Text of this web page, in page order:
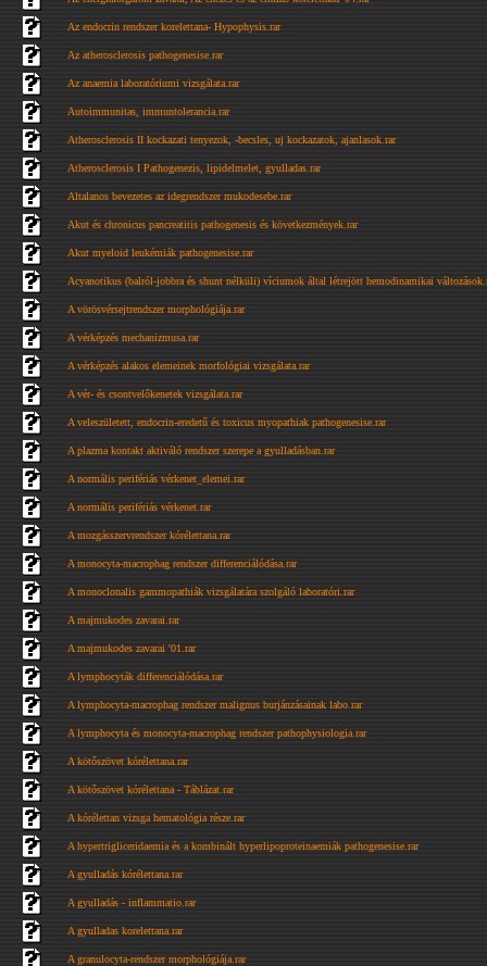
Az endocrin rendszer korelettana- Hypophysis.rar
Az atherosclerosis pathogenesise.rar
Az anaemia laboratóriumi vizsgálata.rar
Autoimmunitas, immuntolerancia.rar
Atherosclerosis II kockazati tenyezok, -becsles, uj kockazatok, ajanlasok.rar
Atherosclerosis I Pathogenezis, lipidelmelet, gyulladas.rar
Altalanos bevezetes az idegrendszer mukodesebe.rar
Akut és chronicus pancreatitis pathogenesis és következmények.rar
Akut myeloid leukémiák pathogenesise.rar
Acyanotikus (balról-jobbra és shunt nélküli) víciumok által létrejött hemodinamikai
A vörösvérsejtrendszer morphológiája.rar
A vérképzés mechanizmusa.rar
A vérképzés alakos elemeinek morfológiai vizsgálata.rar
A vér- és csontvelőkenetek vizsgálata.rar
A veleszületett, endocrin-eredetű és toxicus myopathiak pathogenesise.rar
A plazma kontakt aktiváló rendszer szerepe a gyulladásban.rar
A normális perifériás vérkenet_elemei.rar
A normális perifériás vérkenet.rar
A mozgásszervrendszer kórélettana.rar
A monocyta-macrophag rendszer differenciálódása.rar
A monoclonalis gammopathiák vizsgálatára szolgáló laboratóri.rar
A majmukodes zavarai.rar
A majmukodes zavarai '01.rar
A lymphocyták differenciálódása.rar
A lymphocyta-macrophag rendszer malignus burjánzásainak labo.rar
A lymphocyta és monocyta-macrophag rendszer pathophysiologia.rar
A kötőszövet kórélettana.rar
A kötőszövet kórélettana - Táblázat.rar
A kórélettan vizsga hematológia része.rar
A hypertrigliceridaemia és a kombinált hyperlipoproteinaemiák pathogenesise.rar
A gyulladás kórélettana.rar
A gyulladás - inflammatio.rar
A gyulladas korelettana.rar
A granulocyta-rendszer morphológiája.rar